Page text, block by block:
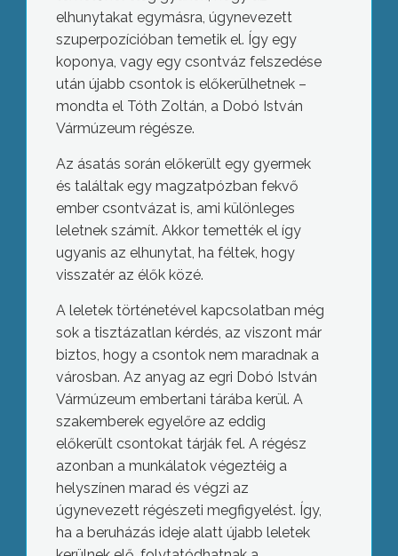
elhunytakat egymásra, úgynevezett
szuperpozícióban temetik el. Így egy
koponya, vagy egy csontváz felszedése
után újabb csontok is előkerülhetnek –
mondta el Tóth Zoltán, a Dobó István
Vármúzeum régésze.
Az ásatás során előkerült egy gyermek
és találtak egy magzatpózban fekvő
ember csontvázat is, ami különleges
leletnek számít. Akkor temették el így
ugyanis az elhunytat, ha féltek, hogy
visszatér az élők közé.
A leletek történetével kapcsolatban még
sok a tisztázatlan kérdés, az viszont már
biztos, hogy a csontok nem maradnak a
városban. Az anyag az egri Dobó István
Vármúzeum embertani tárába kerül. A
szakemberek egyelőre az eddig
előkerült csontokat tárják fel. A régész
azonban a munkálatok végeztéig a
helyszínen marad és végzi az
úgynevezett régészeti megfigyelést. Így,
ha a beruházás ideje alatt újabb leletek